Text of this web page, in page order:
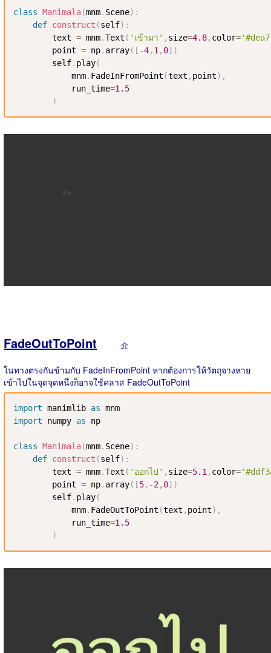
class Manimala(mnm. Scene) :
def construct (self) :
        text
= mnm.Text ( 'เข้ามา' , size=4.8, color=
        point
= np. array( [ -4, 1 , 0] )
        self
. play(
            mnm
. FadeInFromPoint (text , point) ,
            run_time
=1.5
)
FadeOutToPoint 介
ในทางตรงกันข้ามกับ FadeInFromPoint หากต้องการให้วัตถุจางหาย
เข้าไปในจุดจุดหนึ่งก็อาจใช้คลาส FadeOutToPoint
import manimlib as
import numpy as np
class Manimala(mnm. Scene) :
def construct (self) :
        text
= mnm.Text ( 'ออกไป' , size=5.1 , color=
        point
= np. array( [5, -2, 0] )
        self
. play(
            mnm
. FadeOutToPoint (text , point) ,
            run_time
=1.5
)